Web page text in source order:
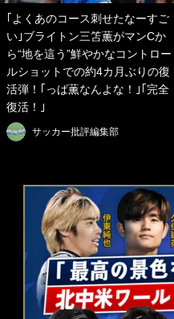
｢よくあのコース刺せたなーすご
い｣ブライトン三笘薫がマンCか
ら“地を這う”鮮やかなコントロー
ルショットでの約4カ月ぶりの復
活弾！｢っぱ薫なんよな！｣｢完全
復活！｣
サッカー批評編集部